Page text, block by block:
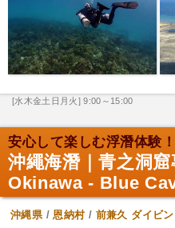
[水木金土日月火] 9:00～15:00
安心して楽しむ浮潛体験！
沖繩海潛｜青之洞
Okinawa - Blue
沖縄県/恩納村/ 前兼久 ダイビ